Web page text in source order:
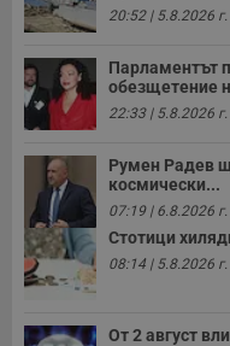
20:52 | 5.8.2026 г.
Парламентът
обезщетение
22:33 | 5.8.2026 г.
Румен Радев
космически...
07:19 | 6.8.2026 г.
Стотици
08:14 | 5.8.2026 г.
От 2 август